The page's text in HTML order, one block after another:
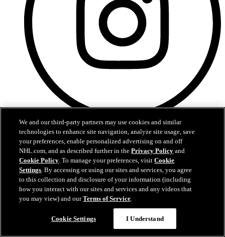
Instagram
We and our third-party partners may use cookies and similar
technologies to enhance site navigation, analyze site usage, save
your preferences, enable personalized advertising on and off
NHL.com, and as described further in thePrivacy Policy and
Cookie Policy. To manage your preferences, visitCookie
Settings. By accessing or using our sites and services, you agree
to this collection and disclosure of your information (including
how you interact with our sites and services and any videos that
you may view) and ourTerms of Service.
Cookie Settings I Understand